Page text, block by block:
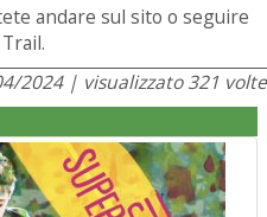
andare sul sito o seguire
2024 | visualizzato 321 volte